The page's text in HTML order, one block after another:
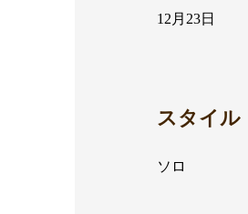
12月23日
スタイル
ソロ